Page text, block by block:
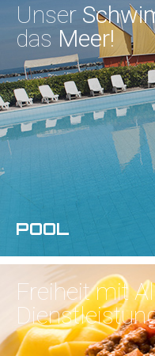
Unser
das Meer!
POOL
Freiheit mit